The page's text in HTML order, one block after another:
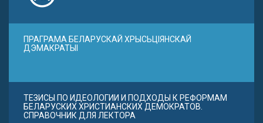
ПРАГРАМА БЕЛАРУСКАЙ ХРЫСЬЦІЯНСКАЙ
ДЭМАКРАТЫІ
ТЕЗИСЫ ПО ИДЕОЛОГИИ И ПОДХОДЫ К РЕФОРМАМ
БЕЛАРУСКИХ ХРИСТИАНСКИХ ДЕМОКРАТОВ.
СПРАВОЧНИК ДЛЯ ЛЕКТОРА